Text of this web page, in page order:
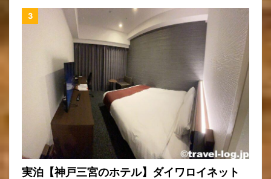
実泊【神戸三宮のホテル】ダイワロイネット